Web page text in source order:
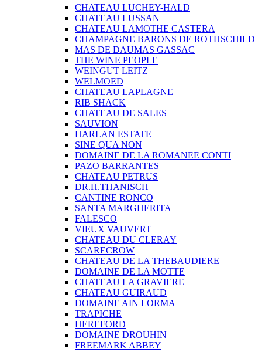
CHATEAU LUCHEY-HALD
CHATEAU LUSSAN
CHATEAU LAMOTHE CASTERA
CHAMPAGNE BARONS DE ROTHSCHILD
MAS DE DAUMAS GASSAC
THE WINE PEOPLE
WEINGUT LEITZ
WELMOED
CHATEAU LAPLAGNE
RIB SHACK
CHATEAU DE SALES
SAUVION
HARLAN ESTATE
SINE QUA NON
DOMAINE DE LA ROMANEE CONTI
PAZO BARRANTES
CHATEAU PETRUS
DR.H.THANISCH
CANTINE RONCO
SANTA MARGHERITA
FALESCO
VIEUX VAUVERT
CHATEAU DU CLERAY
SCARECROW
CHATEAU DE LA THEBAUDIERE
DOMAINE DE LA MOTTE
CHATEAU LA GRAVIERE
CHATEAU GUIRAUD
DOMAINE AIN LORMA
TRAPICHE
HEREFORD
DOMAINE DROUHIN
FREEMARK ABBEY